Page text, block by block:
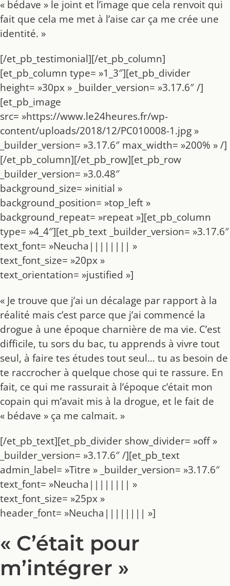
« bédave » le joint et l’image que cela renvoit qui
fait que cela me met à l’aise car ça me crée une
identité. »
[/et_pb_testimonial][/et_pb_column]
[et_pb_column type= »1_3″][et_pb_divider
height= »30px » _builder_version= »3.17.6″ /]
[et_pb_image
src= »https://www.le24heures.fr/wp-
content/uploads/2018/12/PC010008-1.jpg »
_builder_version= »3.17.6″ max_width= »200% » /]
[/et_pb_column][/et_pb_row][et_pb_row
_builder_version= »3.0.48″
background_size= »initial »
background_position= »top_left »
background_repeat= »repeat »][et_pb_column
type= »4_4″][et_pb_text _builder_version= »3.17.6″
text_font= »Neucha|||||||| »
text_font_size= »20px »
text_orientation= »justified »]
« Je trouve que j’ai un décalage par rapport à la
réalité mais c’est parce que j’ai commencé la
drogue à une époque charnière de ma vie. C’est
difficile, tu sors du bac, tu apprends à vivre tout
seul, à faire tes études tout seul… tu as besoin de
te raccrocher à quelque chose qui te rassure. En
fait, ce qui me rassurait à l’époque c’était mon
copain qui m’avait mis à la drogue, et le fait de
« bédave » ça me calmait. »
[/et_pb_text][et_pb_divider show_divider= »off »
_builder_version= »3.17.6″ /][et_pb_text
admin_label= »Titre » _builder_version= »3.17.6″
text_font= »Neucha|||||||| »
text_font_size= »25px »
header_font= »Neucha|||||||| »]
« C’était pour
m’intégrer »